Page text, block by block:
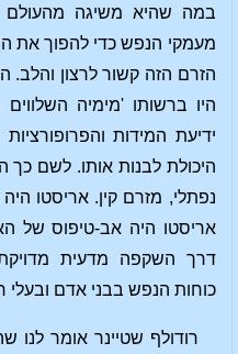
במה שהיא משיגה מהעולם
מעמקי הנפש כדי להפוך את
הזרם הזה קשור לרצון
היו ברשותו 'מימיה
ידיעת המידות
היכולת לבנות אותו. לשם כך
נפתלי, מזרם קין. אריסטו
אריסטו היה אב-טיפוס של
דרך השקפה מדעית
כוחות הנפש בבני אדם ובעלי
רודולף שטיינר אומר